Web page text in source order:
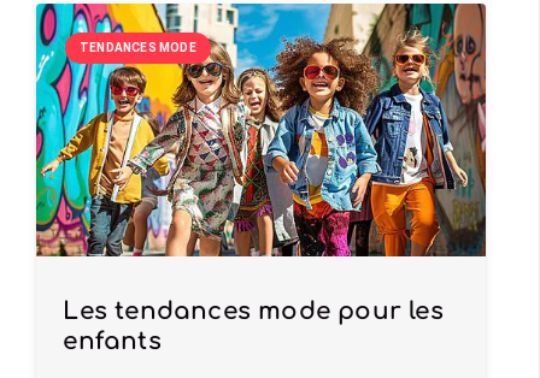
TENDANCES MODE
Les tendances mode pour les
enfants